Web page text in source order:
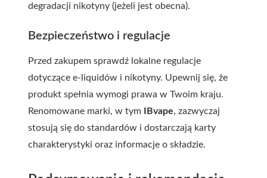
degradacji nikotyny (jeżeli jest obecna).
Bezpieczeństwo i regulacje
Przed zakupem sprawdź lokalne regulacje
dotyczące e-liquidów i nikotyny. Upewnij się, że
produkt spełnia wymogi prawa w Twoim kraju.
Renomowane marki, w tym
IBvape, zazwyczaj
stosują się do standardów i dostarczają karty
charakterystyki oraz informacje o składzie.